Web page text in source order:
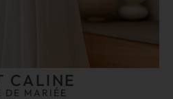
CALINE
DE MARIÉE